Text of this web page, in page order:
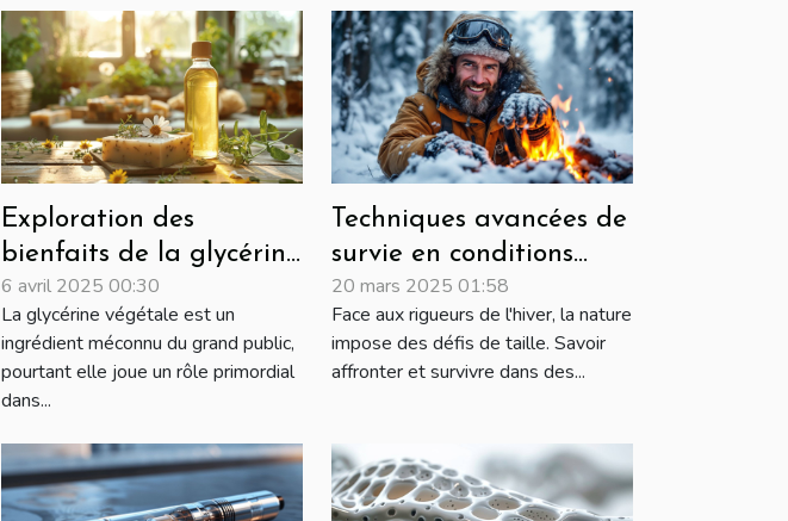
Exploration des
bienfaits de la glycérine
végétale dans les
savons artisanaux
6 avril 2025 00:30
La glycérine végétale est un
ingrédient méconnu du grand public,
pourtant elle joue un rôle primordial
dans...
Techniques avancées de
survie en conditions
hivernales extrêmes
20 mars 2025 01:58
Face aux rigueurs de l'hiver, la nature
impose des défis de taille. Savoir
affronter et survivre dans des...